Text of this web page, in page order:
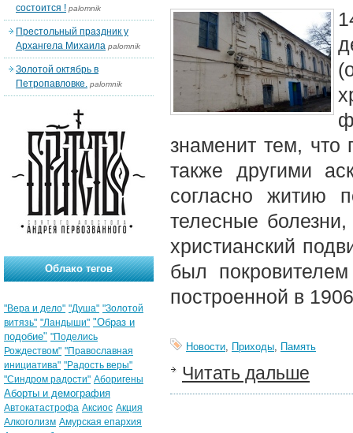
знаменит тем, что
также другими
согласно житию
телесные
христианский
был
построенной в
Новости, Приходы, Память
Читать дальше
состоится ! palomnik
Престольный праздник у
Архангела Михаила palomnik
Золотой октябрь в
Петропавловке. palomnik
Облако тегов
"Вера и дело" "Душа" "Золотой
витязь" "Ландыши" "Образ и
подобие" "Поделись
Рождеством" "Православная
инициатива" "Радость веры"
"Синдром радости" Аборигены
Аборты и демография
Автокатастрофа Аксиос Акция
Алкоголизм Амурская епархия